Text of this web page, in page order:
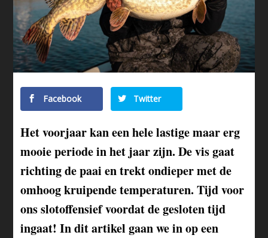
Facebook Twitter
Het voorjaar kan een hele lastige maar erg
mooie periode in het jaar zijn. De vis gaat
richting de paai en trekt ondieper met de
omhoog kruipende temperaturen. Tijd voor
ons slotoffensief voordat de gesloten tijd
ingaat! In dit artikel gaan we in op een